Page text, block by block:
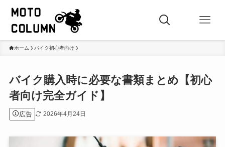
ホーム バイク初心者向け
バイク購入時に必要な書類まとめ【初心
者向け完全ガイド】
広告 2026年4月24日